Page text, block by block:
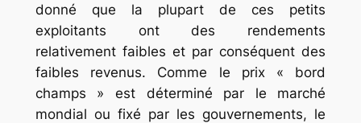
donné que la plupart de ces petits
exploitants ont des rendements
relativement faibles et par conséquent des
faibles revenus. Comme le prix « bord
champs » est déterminé par le marché
mondial ou fixé par les gouvernements, le